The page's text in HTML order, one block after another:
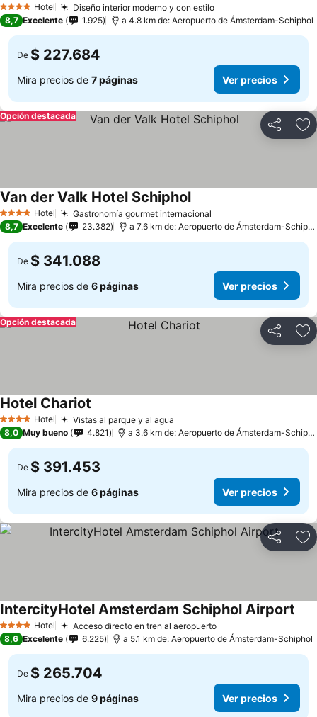
4 EstrellasHotel Diseño interior moderno y con estilo
8,7 Excelente 1.925 a 4.8 km de: Aeropuerto de Ámsterdam-Schiphol
De $ 227.684
Mira precios de 7 páginas Ver precios
Compartir
Opción destacada
4 EstrellasHotel Gastronomía gourmet internacional
Van der Valk Hotel Schiphol
8,7 Excelente 23.382 a 7.6 km de: Aeropuerto de Ámsterdam-Schiphol
De $ 341.088
Mira precios de 6 páginas Ver precios
Compartir
Opción destacada
4 EstrellasHotel Vistas al parque y al agua
Hotel Chariot
8,0 Muy bueno 4.821 a 3.6 km de: Aeropuerto de Ámsterdam-Schiphol
De $ 391.453
Mira precios de 6 páginas Ver precios
Compartir
4 EstrellasHotel Acceso directo en tren al aeropuerto
IntercityHotel Amsterdam Schiphol Airport
8,6 Excelente 6.225 a 5.1 km de: Aeropuerto de Ámsterdam-Schiphol
De $ 265.704
Mira precios de 9 páginas Ver precios